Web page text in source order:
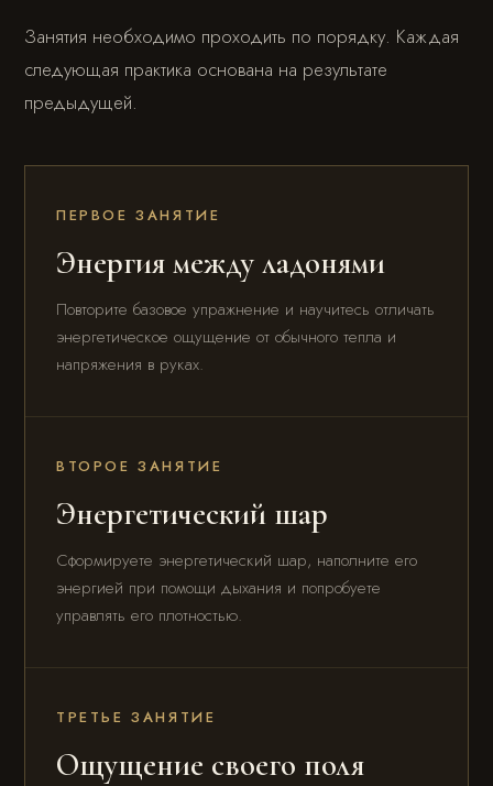
Занятия необходимо проходить по порядку. Каждая
следующая практика основана на результате
предыдущей.
ПЕРВОЕ ЗАНЯТИЕ
Энергия между ладонями
Повторите базовое упражнение и научитесь отличать
энергетическое ощущение от обычного тепла и
напряжения в руках.
ВТОРОЕ ЗАНЯТИЕ
Энергетический шар
Сформируете энергетический шар, наполните его
энергией при помощи дыхания и попробуете
управлять его плотностью.
ТРЕТЬЕ ЗАНЯТИЕ
Ощущение своего поля